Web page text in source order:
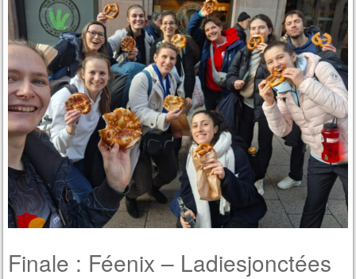
Finale : Féenix – Ladiesjonctées